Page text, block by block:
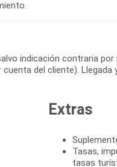
indicación contraria
del cliente).
Extras
Tasas,
tasas